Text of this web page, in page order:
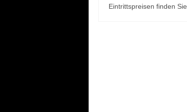
Eintrittspreisen finden Sie